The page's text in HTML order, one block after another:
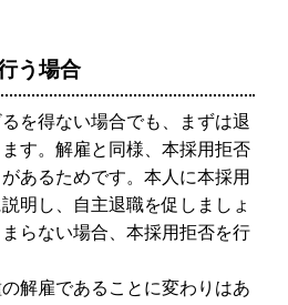
う場合
を得ない場合でも、まずは退
す。解雇と同様、本採用拒否
あるためです。本人に本採用
明し、自主退職を促しましょ
らない場合、本採用拒否を行
解雇であることに変わりはあ